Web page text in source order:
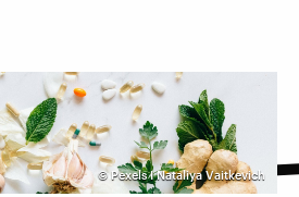
©Pexels I Nataliya Vaitkevich